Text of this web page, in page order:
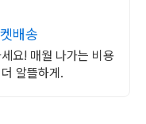
배송
요! 매월 나가는 비용
알뜰하게.